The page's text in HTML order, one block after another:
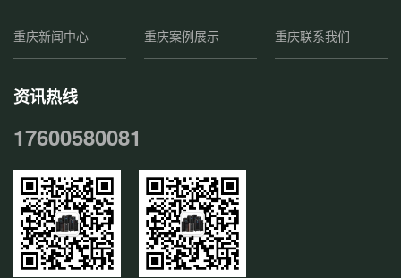
重庆新闻中心 重庆案例展示 重庆联系我们
资讯热线
17600580081